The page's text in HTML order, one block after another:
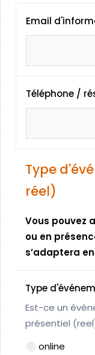
Email
Téléphone /
Type
réel)
Vous pouvez
ou en
s’adaptera
Type
Est-ce un
présentiel
online